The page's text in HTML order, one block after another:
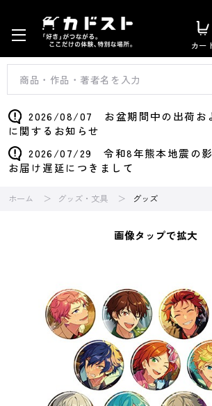
カー
2026/08/07 お盆期間中の出荷お
に関するお知らせ
2026/07/29 令和8年熊本地震の影
お届け遅延につきまして
ホーム グッズ・文具 グッズ
画像タップで拡大